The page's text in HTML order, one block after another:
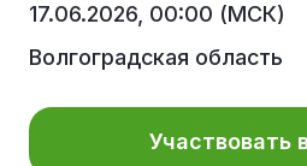
17.06.2026, 00:00 (МСК)
Волгоградская область
Участвовать